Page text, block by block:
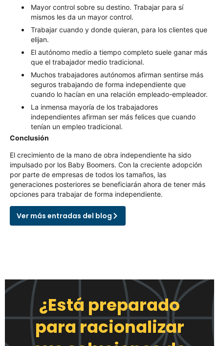
Mayor control sobre su destino. Trabajar para sí
mismos les da un mayor control.
Trabajar cuando y donde quieran, para los clientes que
elijan.
El autónomo medio a tiempo completo suele ganar más
que el trabajador medio tradicional.
Muchos trabajadores autónomos afirman sentirse más
seguros trabajando de forma independiente que
cuando lo hacían en una relación empleado-empleador.
La inmensa mayoría de los trabajadores
independientes afirman ser más felices que cuando
tenían un empleo tradicional.
Conclusión
El crecimiento de la mano de obra independiente ha sido
impulsado por los Baby Boomers. Con la creciente adopción
por parte de empresas de todos los tamaños, las
generaciones posteriores se beneficiarán ahora de tener más
opciones para trabajar de forma independiente.
Ver más entradas del blog
¿Está preparado
para racionalizar